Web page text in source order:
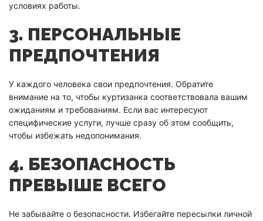
условиях работы.
3. ПЕРСОНАЛЬНЫЕ
ПРЕДПОЧТЕНИЯ
У каждого человека свои предпочтения. Обратите
внимание на то, чтобы куртизанка соответствовала вашим
ожиданиям и требованиям. Если вас интересуют
специфические услуги, лучше сразу об этом сообщить,
чтобы избежать недопонимания.
4. БЕЗОПАСНОСТЬ
ПРЕВЫШЕ ВСЕГО
Не забывайте о безопасности. Избегайте пересылки личной